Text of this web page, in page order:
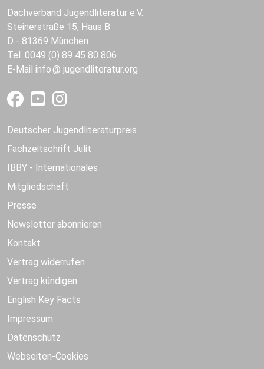
Dachverband Jugendliteratur e.V.
Steinerstraße 15, Haus B
D - 81369 München
Tel. 0049 (0) 89 45 80 806
E-Mail info jugendliteratur.org
Deutscher Jugendliteraturpreis
Fachzeitschrift Julit
IBBY - Internationales
Mitgliedschaft
Presse
Newsletter abonnieren
Kontakt
Vertrag widerrufen
Vertrag kündigen
English Key Facts
Impressum
Datenschutz
Webseiten-Cookies